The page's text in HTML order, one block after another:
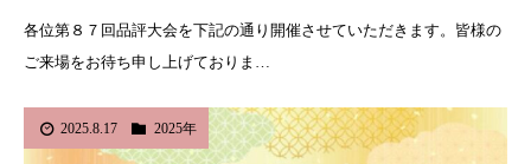
各位第８７回品評大会を下記の通り開催させていただきます。皆様の
ご来場をお待ち申し上げておりま…
2025.8.17 2025年